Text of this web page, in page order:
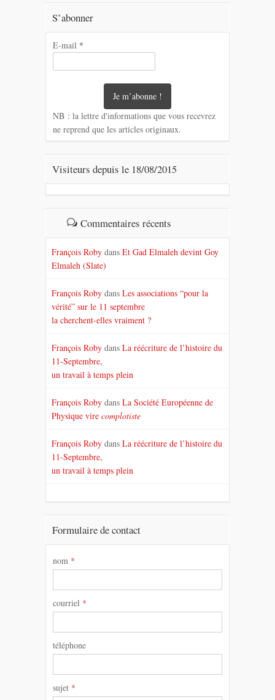
S’abonner
E-mail *
NB : la lettre d'informations que vous recevrez
ne reprend que les articles originaux.
Visiteurs depuis le 18/08/2015
Commentaires récents
François Roby dansEt Gad Elmaleh devint Goy
Elmaleh (Slate)
François Roby dansLes associations “pour la
vérité” sur le 11 septembre
la cherchent-elles vraiment ?
François Roby dansLa réécriture de l’histoire du
11-Septembre,
un travail à temps plein
François Roby dansLa Société Européenne de
Physique virecomplotiste
François Roby dansLa réécriture de l’histoire du
11-Septembre,
un travail à temps plein
Formulaire de contact
nom *
courriel *
téléphone
sujet *